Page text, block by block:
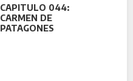
CAPITULO 044:
CARMEN DE
PATAGONES